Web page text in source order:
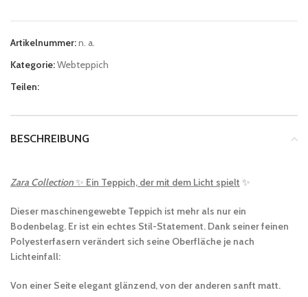
Artikelnummer:n. a.
Kategorie:Webteppich
Teilen:
BESCHREIBUNG
Zara Collection✨ Ein Teppich, der mit dem Licht spielt ✨
Dieser maschinengewebte Teppich ist mehr als nur ein
Bodenbelag. Er ist ein echtes Stil-Statement. Dank seiner feinen
Polyesterfasern verändert sich seine Oberfläche je nach
Lichteinfall:
Von einer Seite elegant glänzend, von der anderen sanft matt.